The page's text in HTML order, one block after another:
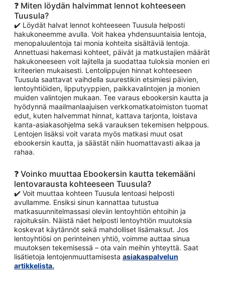
❓ Miten löydän halvimmat lennot kohteeseen
Tuusula?
✔️ Löydät halvat lennot kohteeseen Tuusula helposti
hakukoneemme avulla. Voit hakea yhdensuuntaisia lentoja,
menopaluulentoja tai monia kohteita sisältäviä lentoja.
Annettuasi hakemasi kohteet, päivät ja matkustajien määrät
hakukoneeseen voit lajitella ja suodattaa tuloksia monien eri
kriteerien mukaisesti. Lentolippujen hinnat kohteeseen
Tuusula saattavat vaihdella suurestikin etsimiesi päivien,
lentoyhtiöiden, lipputyyppien, paikkavalintojen ja monien
muiden valintojen mukaan. Tee varaus ebookersin kautta ja
hyödynnä maailmanlaajuisen verkkomatkatoimiston tuomat
edut, kuten halvemmat hinnat, kattava tarjonta, loistava
kanta-asiakasohjelma sekä varauksen tekemisen helppous.
Lentojen lisäksi voit varata myös matkasi muut osat
ebookersin kautta, ja säästät näin huomattavasti aikaa ja
rahaa.
❓ Voinko muuttaa Ebookersin kautta tekemääni
lentovarausta kohteeseen Tuusula?
✔️ Voit muuttaa kohteen Tuusula lentoasi helposti
avullamme. Ensiksi sinun kannattaa tutustua
matkasuunnitelmassasi oleviin lentoyhtiön ehtoihin ja
rajoituksiin. Näistä näet helposti lentoyhtiön muutoksia
koskevat käytännöt sekä mahdolliset lisämaksut. Jos
lentoyhtiösi on perinteinen yhtiö, voimme auttaa sinua
muutoksen tekemisessä – ota vain meihin yhteyttä. Saat
lisätietoja lentojenmuuttamisesta asiakaspalvelun
artikkelista.